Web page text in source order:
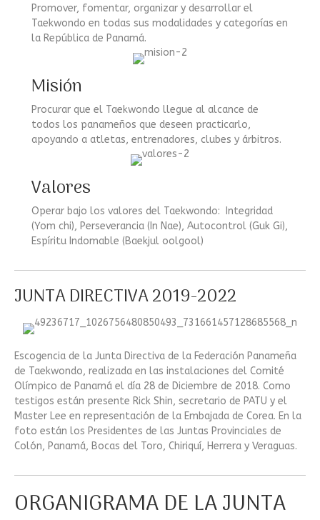
Promover, fomentar, organizar y desarrollar el
Taekwondo en todas sus modalidades y categorías en
la República de Panamá.
Misión
Procurar que el Taekwondo llegue al alcance de
todos los panameños que deseen practicarlo,
apoyando a atletas, entrenadores, clubes y árbitros.
Valores
Operar bajo los valores del Taekwondo: Integridad
(Yom chi), Perseverancia (In Nae), Autocontrol (Guk Gi),
Espíritu Indomable (Baekjul oolgool)
JUNTA DIRECTIVA 2019-2022
Escogencia de la Junta Directiva de la Federación Panameña
de Taekwondo, realizada en las instalaciones del Comité
Olímpico de Panamá el día 28 de Diciembre de 2018. Como
testigos están presente Rick Shin, secretario de PATU y el
Master Lee en representación de la Embajada de Corea. En la
foto están los Presidentes de las Juntas Provinciales de
Colón, Panamá, Bocas del Toro, Chiriquí, Herrera y Veraguas.
ORGANIGRAMA DE LA JUNTA